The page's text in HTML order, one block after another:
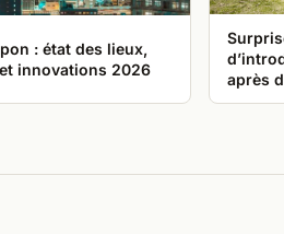
: état des lieux,
innovations 2026
après